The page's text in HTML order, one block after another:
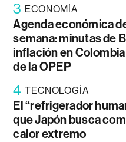
3 ECONOMÍA
Agenda económica
semana: minutas de
inflación en
de la OPEP
4 TECNOLOGÍA
El “refrigerador
que Japón busca
calor extremo